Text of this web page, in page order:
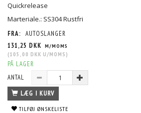
Quickrelease
Marteriale.: SS304 Rustfri
FRA: AUTOSLANGER
131,25 DKK M/MOMS
(105,00 DKK U/MOMS )
PÅ LAGER
ANTAL
LÆG I KURV
TILFØJ ØNSKELISTE